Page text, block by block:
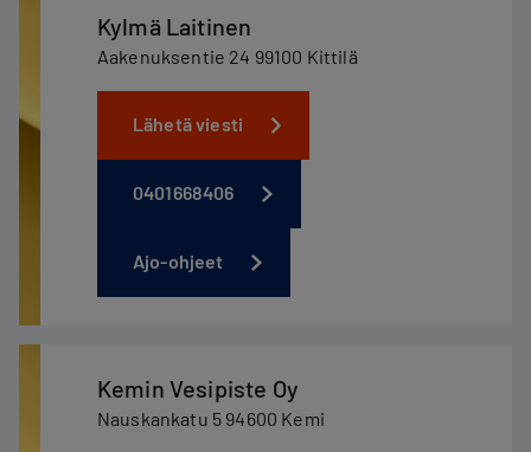
Kylmä Laitinen
Aakenuksentie 24 99100 Kittilä
Lähetä viesti
0401668406
Ajo-ohjeet
Kemin Vesipiste Oy
Nauskankatu 5 94600 Kemi